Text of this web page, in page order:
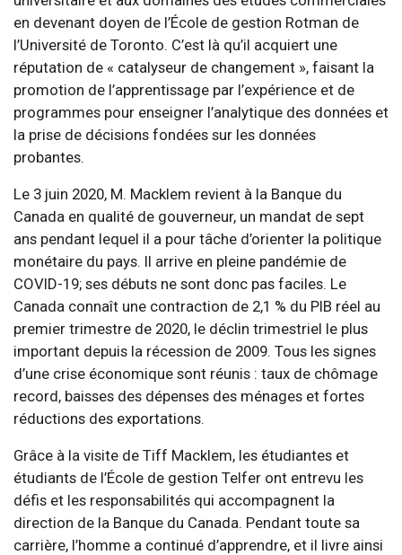
en devenant doyen de l’École de gestion Rotman de
l’Université de Toronto. C’est là qu’il acquiert une
réputation de « catalyseur de changement », faisant la
promotion de l’apprentissage par l’expérience et de
programmes pour enseigner l’analytique des données et
la prise de décisions fondées sur les données
probantes.
Le 3 juin 2020, M. Macklem revient à la Banque du
Canada en qualité de gouverneur, un mandat de sept
ans pendant lequel il a pour tâche d’orienter la politique
monétaire du pays. Il arrive en pleine pandémie de
COVID-19; ses débuts ne sont donc pas faciles. Le
Canada connaît une contraction de 2,1 % du PIB réel au
premier trimestre de 2020, le déclin trimestriel le plus
important depuis la récession de 2009. Tous les signes
d’une crise économique sont réunis : taux de chômage
record, baisses des dépenses des ménages et fortes
réductions des exportations.
Grâce à la visite de Tiff Macklem, les étudiantes et
étudiants de l’École de gestion Telfer ont entrevu les
défis et les responsabilités qui accompagnent la
direction de la Banque du Canada. Pendant toute sa
carrière, l’homme a continué d’apprendre, et il livre ainsi